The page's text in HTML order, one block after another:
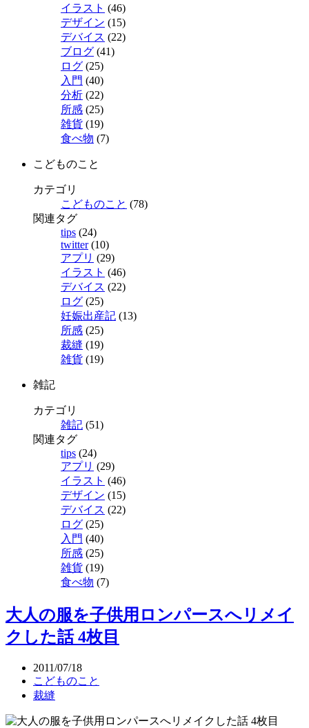
イラスト (46)
デザイン (15)
デバイス (22)
ブログ (41)
ログ (25)
入門 (40)
分析 (22)
所感 (25)
雑貨 (19)
食べ物 (7)
こどものこと
カテゴリ
こどものこと (78)
関連タグ
tips (24)
twitter(10)
アプリ (29)
イラスト (46)
デバイス (22)
ログ (25)
妊娠出産記 (13)
所感 (25)
裁縫 (19)
雑貨 (19)
雑記
カテゴリ
雑記 (51)
関連タグ
tips (24)
アプリ (29)
イラスト (46)
デザイン (15)
デバイス (22)
ログ (25)
入門 (40)
所感 (25)
雑貨 (19)
食べ物 (7)
大人の服を子供用ロンパースへリメイ
クした話 4枚目
2011/07/18
こどものこと
裁縫